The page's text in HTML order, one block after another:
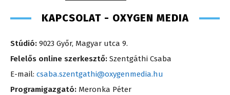
KAPCSOLAT - OXYGEN MEDIA
Stúdió: 9023 Győr, Magyar utca 9.
Felelős online szerkesztő: Szentgáthi Csaba
E-mail: csaba.szentgathi@oxygenmedia.hu
Programigazgató: Meronka Péter